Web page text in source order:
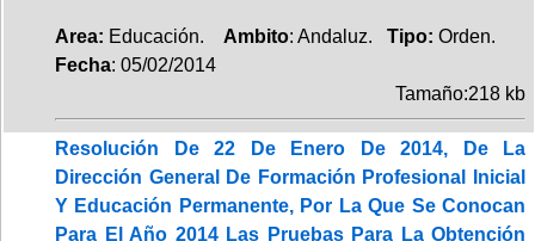
Area: Educación. Ambito: Andaluz. Tipo: Orden.
Fecha: 05/02/2014
Tamaño:218 kb
Resolución De 22 De Enero De 2014, De La
Dirección General De Formación Profesional Inicial
Y Educación Permanente, Por La Que Se Conocan
Para El Año 2014 Las Pruebas Para La Obtención